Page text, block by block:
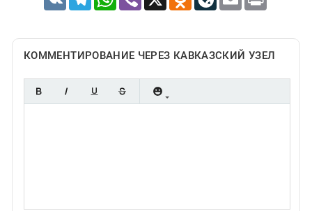
КОММЕНТИРОВАНИЕ ЧЕРЕЗ КАВКАЗСКИЙ УЗЕЛ